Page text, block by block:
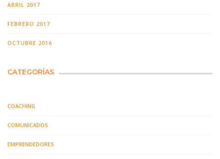
ABRIL 2017
FEBRERO 2017
OCTUBRE 2016
CATEGORÍAS
COACHING
COMUNICADOS
EMPRENDEDORES